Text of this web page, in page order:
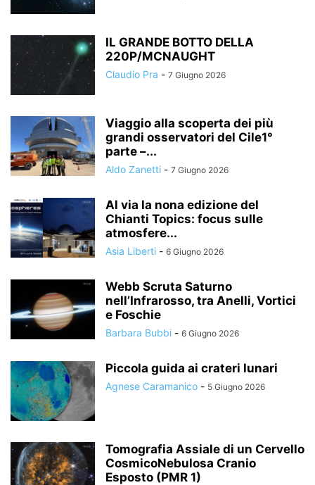
IL GRANDE BOTTO DELLA
220P/MCNAUGHT
Claudio Pra - 7 Giugno 2026
Viaggio alla scoperta dei più
grandi osservatori del Cile1°
parte –...
Aldo Zanetti - 7 Giugno 2026
Al via la nona edizione del
Chianti Topics: focus sulle
atmosfere...
Asia Liberti - 6 Giugno 2026
Webb Scruta Saturno
nell’Infrarosso, tra Anelli, Vortici
e Foschie
Barbara Bubbi - 6 Giugno 2026
Piccola guida ai crateri lunari
Agnese Caramanico - 5 Giugno 2026
Tomografia Assiale di un Cervello
CosmicoNebulosa Cranio
Esposto (PMR 1)